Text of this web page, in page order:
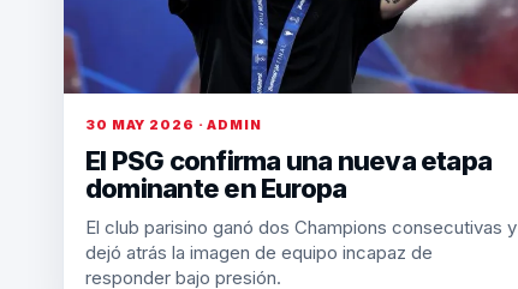
30 MAY 2026 · ADMIN
El PSG confirma una nueva etapa
dominante en Europa
El club parisino ganó dos Champions consecutivas y
dejó atrás la imagen de equipo incapaz de
responder bajo presión.